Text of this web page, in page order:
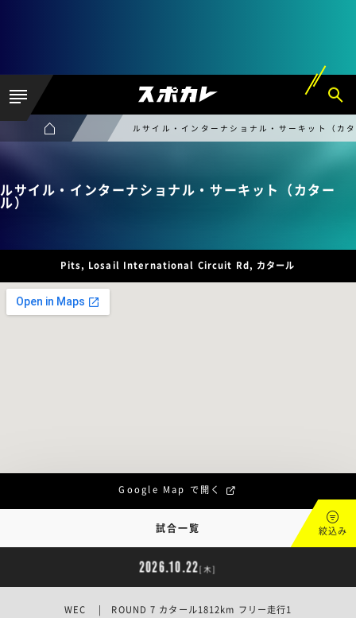
ルサイル・インターナショナル・サーキット（カ
ルサイル・インターナショナル・サーキット（カター
ル）
Pits, Losail International Circuit Rd, カタール
Google Map で開く
試合一覧 絞込み
2026.10.22[木]
WEC | ROUND 7 カタール1812km フリー走行1